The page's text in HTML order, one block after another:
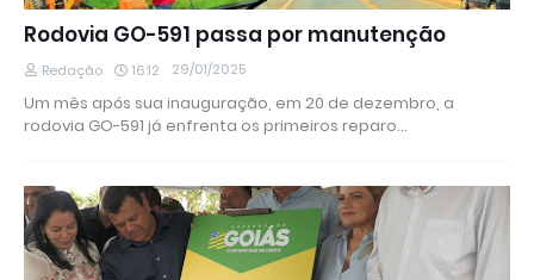
Rodovia GO-591 passa por manutenção
Redação 16:12 29/01/2025
Um mês após sua inauguração, em 20 de dezembro, a
rodovia GO-591 já enfrenta os primeiros reparo…